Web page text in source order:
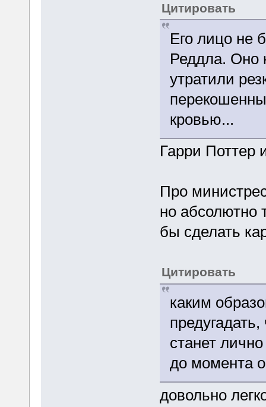
Цитировать
Его лицо не
Реддла. Оно
утратили
кровью...
Гарри Поттер
Про
но абсолютно
бы сделать
Цитировать
каким
станет
до момента
довольно